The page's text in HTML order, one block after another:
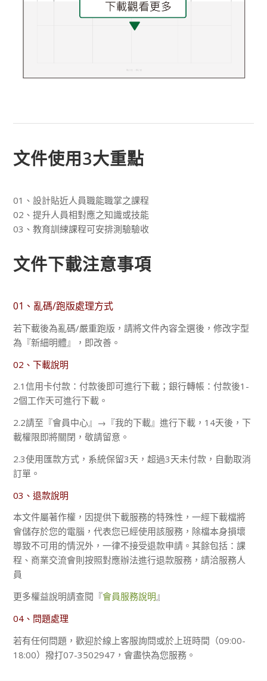
文件使用3大重點
01、設計貼近人員職能職掌之課程
02、提升人員相對應之知識或技能
03、教育訓練課程可安排測驗驗收
文件下載注意事項
01、亂碼/跑版處理方式
若下載後為亂碼/嚴重跑版，請將文件內容全選後，修改字型
為『新細明體』，即改善。
02、下載說明
2.1信用卡付款：付款後即可進行下載；銀行轉帳：付款後1-
2個工作天可進行下載。
2.2請至『會員中心』→『我的下載』進行下載，14天後，下
載權限即將關閉，敬請留意。
2.3使用匯款方式，系統保留3天，超過3天未付款，自動取消
訂單。
03、退款說明
本文件屬著作權，因提供下載服務的特殊性，一經下載檔將
會儲存於您的電腦，代表您已經使用該服務，除檔本身損壞
導致不可用的情況外，一律不接受退款申請。其餘包括：課
程、商業交流會則按照對應辦法進行退款服務，請洽服務人
員
更多權益說明請查閱『會員服務說明』
04、問題處理
若有任何問題，歡迎於線上客服詢問或於上班時間（09:00-
18:00）撥打07-3502947，會盡快為您服務。